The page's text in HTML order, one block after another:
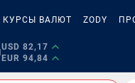
КУРСЫ ВАЛЮТ ZODY
USD 82,17
EUR 94,84